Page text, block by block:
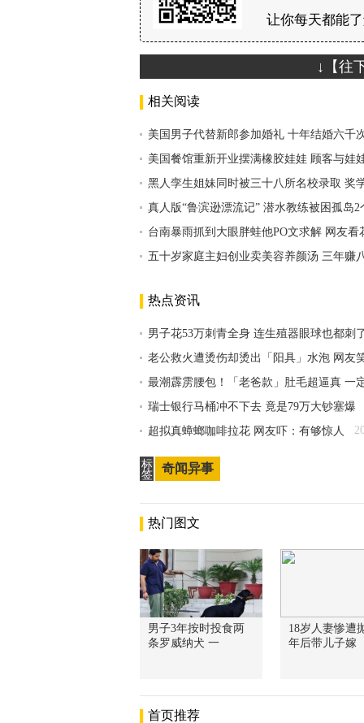
让你每天都能
↓【往
相关阅读
美国男子代替新郎参加婚礼 十年结婚六千
美国餐馆重新开业摆满橡胶娃娃 顾客与娃
黑人孪生姐妹同时被三十八所名校录取 奖
真人版“鲁滨逊漂流记” 潜水教练被困孤岛
台南暴雨抓到大眼胖蛙他PO文求解 网友看
五十岁家庭主妇创业卖美容养颜汤 三年赚
热点资讯
男子花53万刺青全身 连生殖器眼球也都刺
老公救火遭烫伤却烫出「阳具」水泡 网友
最潮霹雳腰包！「老爸款」肚毛超逼真 一
瑞士银行马桶冲不下去 竟是79万大钞塞爆
超拟真蟑螂咖啡拉花 网友吓：有够惊人
标
签
奇闻异事
热门图文
男子3年按时投食两
条罗威纳犬 一
18岁人妻惨遭
年后带儿子嫁
首页推荐